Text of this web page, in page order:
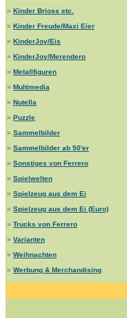
» Kinder Brioss etc.
» Kinder Freude/Maxi Eier
» KinderJoy/Eis
» KinderJoy/Merendero
» Metallfiguren
» Multimedia
» Nutella
» Puzzle
» Sammelbilder
» Sammelbilder ab 50'er
» Sonstiges von Ferrero
» Spielwelten
» Spielzeug aus dem Ei
» Spielzeug aus dem Ei (Euro)
» Trucks von Ferrero
» Varianten
» Weihnachten
» Werbung & Merchandising